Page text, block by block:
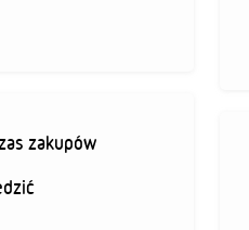
zakupów